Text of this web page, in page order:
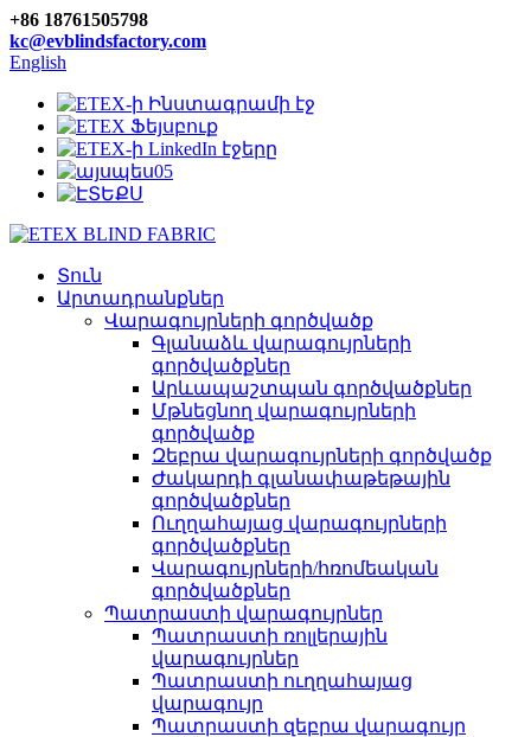
+86 18761505798
kc@evblindsfactory.com
English
Տուն
Արտադրանքներ
Վարագույրների գործվածք
Գլանաձև վարագույրների
գործվածքներ
Արևապաշտպան գործվածքներ
Մթնեցնող վարագույրների
գործվածք
Զեբրա վարագույրների գործվածք
Ժակարդի գլանափաթեթային
գործվածքներ
Ուղղահայաց վարագույրների
գործվածքներ
Վարագույրների/հռոմեական
գործվածքներ
Պատրաստի վարագույրներ
Պատրաստի ռոլլերային
վարագույրներ
Պատրաստի ուղղահայաց
վարագույր
Պատրաստի զեբրա վարագույր